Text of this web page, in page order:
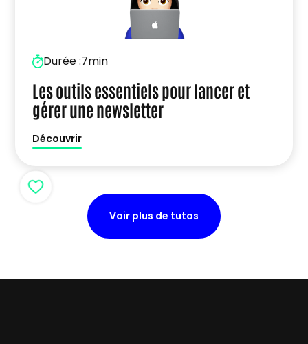
Durée :7min
Les outils essentiels pour lancer et
gérer une newsletter
Découvrir
Voir plus de tutos